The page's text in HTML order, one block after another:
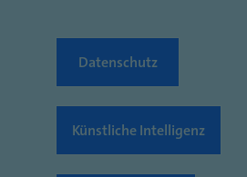
Datenschutz
Künstliche Intelligenz